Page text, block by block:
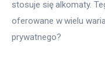
Więcej
stosuje się alkomaty.
oferowane w wielu
prywatnego?